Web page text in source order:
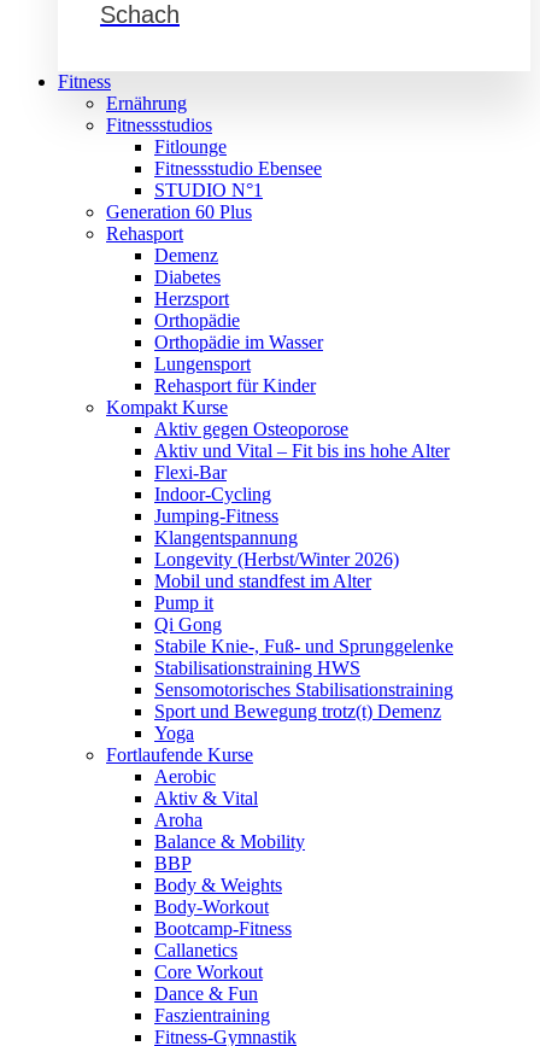
Schach
Fitness
Ernährung
Fitnessstudios
Fitlounge
Fitnessstudio Ebensee
STUDIO N°1
Generation 60 Plus
Rehasport
Demenz
Diabetes
Herzsport
Orthopädie
Orthopädie im Wasser
Lungensport
Rehasport für Kinder
Kompakt Kurse
Aktiv gegen Osteoporose
Aktiv und Vital – Fit bis ins hohe Alter
Flexi-Bar
Indoor-Cycling
Jumping-Fitness
Klangentspannung
Longevity (Herbst/Winter 2026)
Mobil und standfest im Alter
Pump it
Qi Gong
Stabile Knie-, Fuß- und Sprunggelenke
Stabilisationstraining HWS
Sensomotorisches Stabilisationstraining
Sport und Bewegung trotz(t) Demenz
Yoga
Fortlaufende Kurse
Aerobic
Aktiv & Vital
Aroha
Balance & Mobility
BBP
Body & Weights
Body-Workout
Bootcamp-Fitness
Callanetics
Core Workout
Dance & Fun
Faszientraining
Fitness-Gymnastik